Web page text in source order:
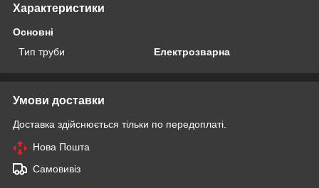
Характеристики
Основні
Тип труби
Електрозварна
Умови доставки
Доставка здійснюється тільки по передоплаті.
Нова Пошта
Самовивіз